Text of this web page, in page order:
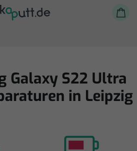
lassen
Galaxy S22 Ultra
in Leipzig